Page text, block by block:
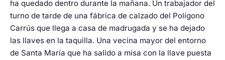
ha quedado dentro durante la mañana. Un trabajador del
turno de tarde de una fábrica de calzado del Polígono
Carrús que llega a casa de madrugada y se ha dejado
las llaves en la taquilla. Una vecina mayor del entorno
de Santa María que ha salido a misa con la llave puesta